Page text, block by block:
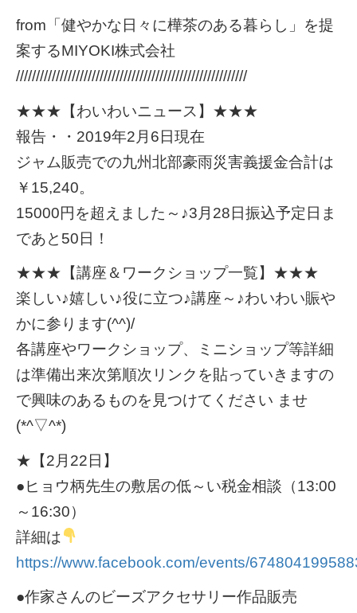
from「健やかな日々に樺茶のある暮らし」を提
案するMIYOKI株式会社
//////////////////////////////////////////////////////////
★★★【わいわいニュース】★★★
報告・・2019年2月6日現在
ジャム販売での九州北部豪雨災害義援金合計は
￥15,240。
15000円を超えました～♪3月28日振込予定日ま
であと50日！
★★★【講座＆ワークショップ一覧】★★★
楽しい♪嬉しい♪役に立つ♪講座～♪わいわい賑や
かに参ります(^^)/
各講座やワークショップ、ミニショップ等詳細
は準備出来次第順次リンクを貼っていきますの
で興味のあるものを見つけてください ませ
(*^▽^*)
★【2月22日】
●ヒョウ柄先生の敷居の低～い税金相談（13:00
～16:30）
詳細は
https://www.facebook.com/events/
●作家さんのビーズアクセサリー作品販売